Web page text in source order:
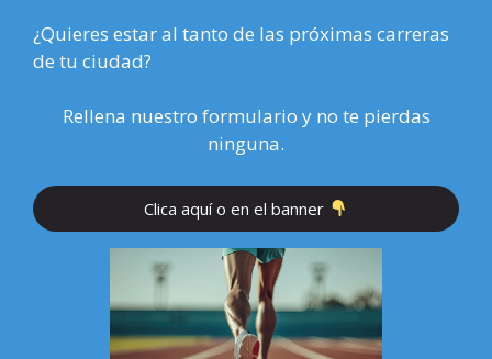
¿Quieres estar al tanto de las próximas carreras
de tu ciudad?
Rellena nuestro formulario y no te pierdas
ninguna.
Clica aquí o en el banner